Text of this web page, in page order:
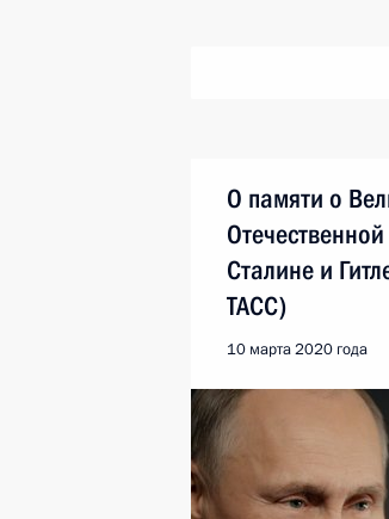
О памяти о
Сталине и
ТАСС)
10 марта 2020 года